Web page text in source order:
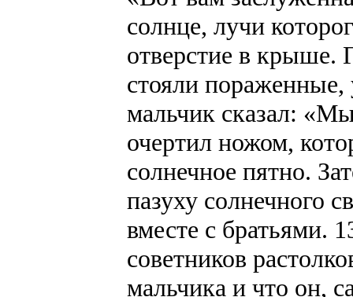
солнце, лучи
отверстие в
стояли
мальчик сказал:
очертил ножом,
солнечное пятно.
пазуху солнечного
вместе с братьями.
советников
мальчика и что он,